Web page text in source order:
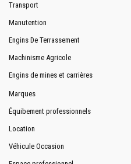
Transport
Manutention
Engins De Terrassement
Machinisme Agricole
Engins de mines et carrières
Marques
Équibement professionnels
Location
Véhicule Occasion